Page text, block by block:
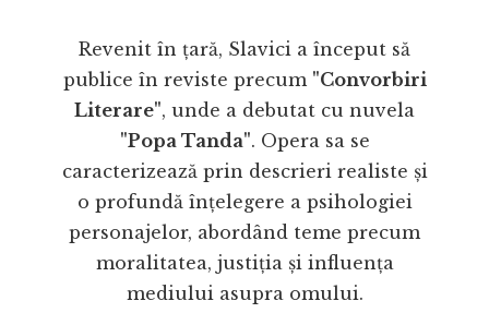
Revenit în țară, Slavici a început să
publice în reviste precum "Convorbiri
Literare", unde a debutat cu nuvela
"Popa Tanda". Opera sa se
caracterizează prin descrieri realiste și
o profundă înțelegere a psihologiei
personajelor, abordând teme precum
moralitatea, justiția și influența
mediului asupra omului.